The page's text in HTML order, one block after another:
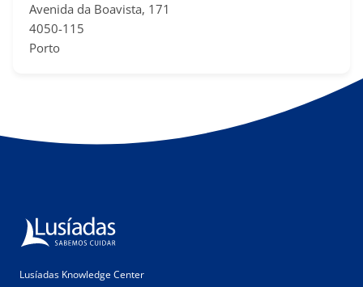
Avenida da Boavista, 171
4050-115
Porto
Lusíadas Knowledge Center